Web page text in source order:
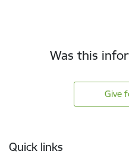
Was this
Give
Quick links